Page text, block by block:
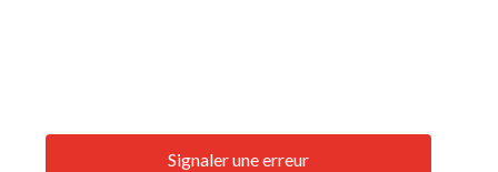
Signaler une erreur